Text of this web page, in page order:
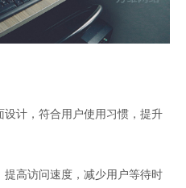
设计，符合用户使用习惯，提升
提高访问速度，减少用户等待时